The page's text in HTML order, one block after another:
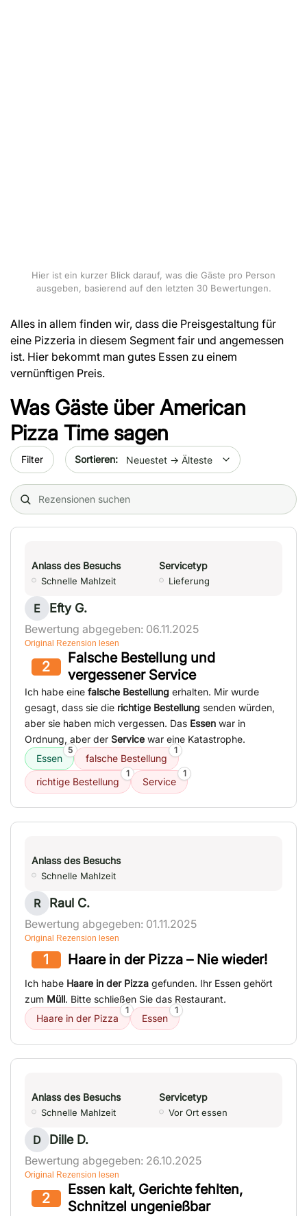
Hier ist ein kurzer Blick darauf, was die Gäste pro Person
ausgeben, basierend auf den letzten 30 Bewertungen.
Alles in allem finden wir, dass die Preisgestaltung für
eine Pizzeria in diesem Segment fair und angemessen
ist. Hier bekommt man gutes Essen zu einem
vernünftigen Preis.
Was Gäste überAmerican
Pizza Timesagen
Filter Sort by date
Search (title/text)
Anlass des Besuchs
Schnelle Mahlzeit
Servicetyp
Lieferung
E Efty G.
Bewertung abgegeben: 06.11.2025
Original Rezension lesen
2
Falsche Bestellung und
vergessener Service
Ich habe eine falsche Bestellung erhalten. Mir wurde
gesagt, dass sie die richtige Bestellung senden würden,
aber sie haben mich vergessen. Das Essen war in
Ordnung, aber der Service war eine Katastrophe.
Essen
5
falsche Bestellung
1
richtige Bestellung
1
Service
1
Anlass des Besuchs
Schnelle Mahlzeit
R Raul C.
Bewertung abgegeben: 01.11.2025
Original Rezension lesen
1 Haare in der Pizza – Nie wieder!
Ich habe Haare in der Pizza gefunden. Ihr Essen gehört
zum Müll. Bitte schließen Sie das Restaurant.
Haare in der Pizza
1
Essen
1
Anlass des Besuchs
Schnelle Mahlzeit
Servicetyp
Vor Ort essen
D Dille D.
Bewertung abgegeben: 26.10.2025
Original Rezension lesen
2
Essen kalt, Gerichte fehlten,
Schnitzel ungenießbar